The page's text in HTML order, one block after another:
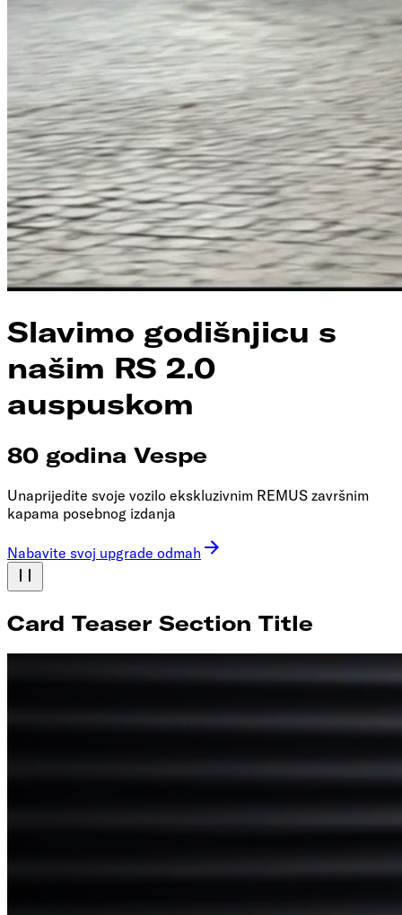
Slavimo godišnjicu s
našim RS 2.0
auspuskom
80 godina Vespe
Unaprijedite svoje vozilo ekskluzivnim REMUS završnim
kapama posebnog izdanja
Nabavite svoj upgrade odmah
Card Teaser Section Title